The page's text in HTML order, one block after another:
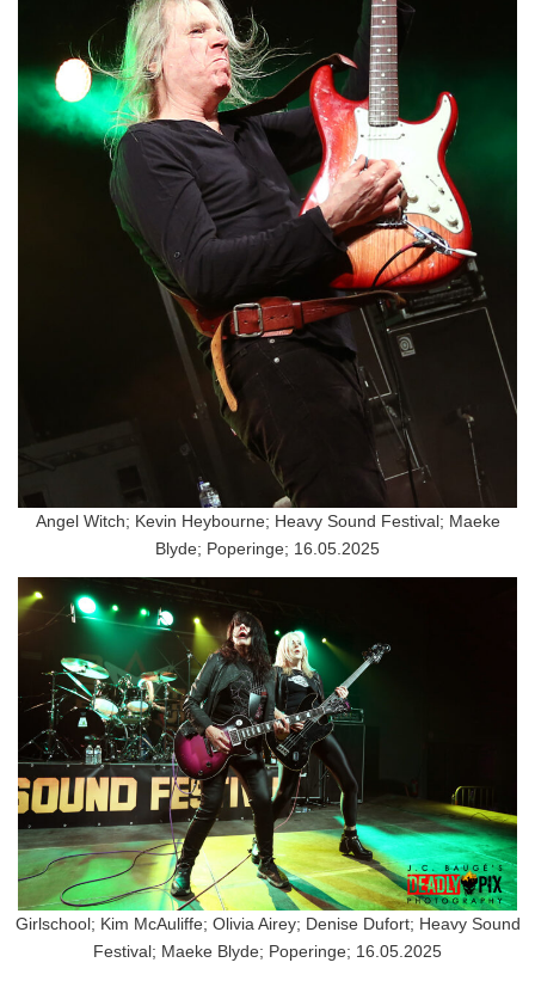
Angel Witch; Kevin Heybourne; Heavy Sound Festival; Maeke
Blyde; Poperinge; 16.05.2025
Girlschool; Kim McAuliffe; Olivia Airey; Denise Dufort; Heavy Sound
Festival; Maeke Blyde; Poperinge; 16.05.2025